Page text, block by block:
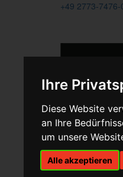
Ihre
Diese Website
an Ihre
um unsere
Alle akzeptieren
+49 2773-7476-
Home